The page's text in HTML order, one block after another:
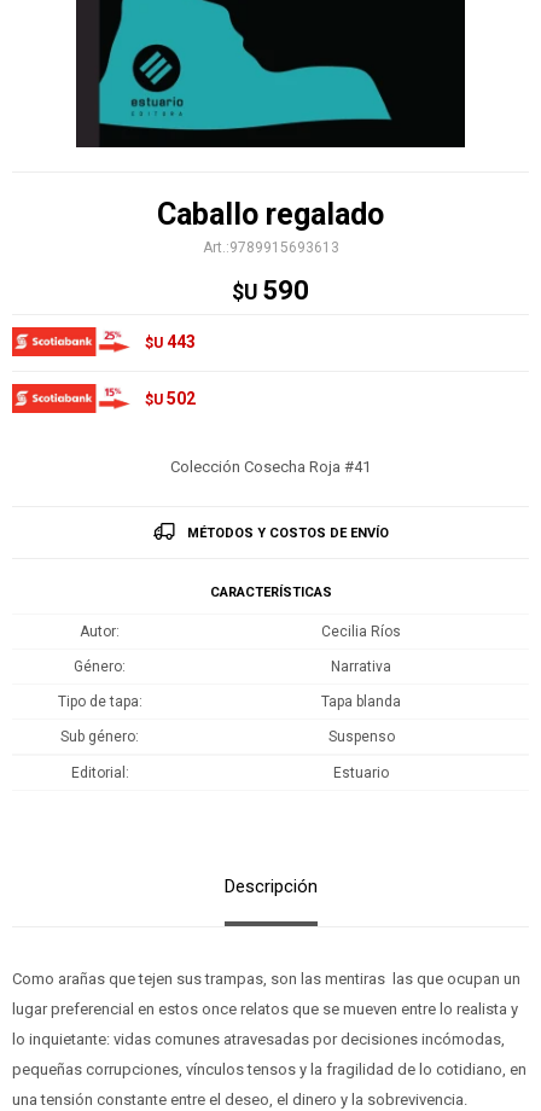
Caballo regalado
9789915693613
$U 590
$U 443
$U 502
Colección Cosecha Roja #41
MÉTODOS Y COSTOS DE ENVÍO
CARACTERÍSTICAS
Autor Cecilia Ríos
Género Narrativa
Tipo de tapa Tapa blanda
Sub género Suspenso
Editorial Estuario
Descripción
Como arañas que tejen sus trampas, son las mentiras las que ocupan un
lugar preferencial en estos once relatos que se mueven entre lo realista y
lo inquietante: vidas comunes atravesadas por decisiones incómodas,
pequeñas corrupciones, vínculos tensos y la fragilidad de lo cotidiano, en
una tensión constante entre el deseo, el dinero y la sobrevivencia.